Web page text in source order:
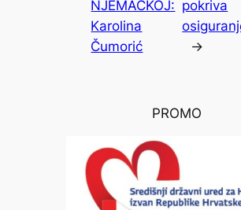
NJEMAČKOJ:
Karolina
Čumorić
pokriva
→
PROMO